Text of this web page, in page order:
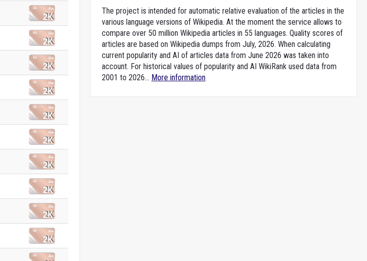
The project is intended for automatic relative evaluation of the articles in the
various language versions of Wikipedia. At the moment the service allows to
compare over 50 million Wikipedia articles in 55 languages. Quality scores of
articles are based on Wikipedia dumps from July, 2026. When calculating
current popularity and AI of articles data from June 2026 was taken into
account. For historical values of popularity and AI WikiRank used data from
2001 to 2026... More information